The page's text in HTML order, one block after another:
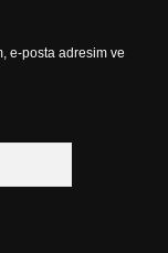
e-posta adresim ve